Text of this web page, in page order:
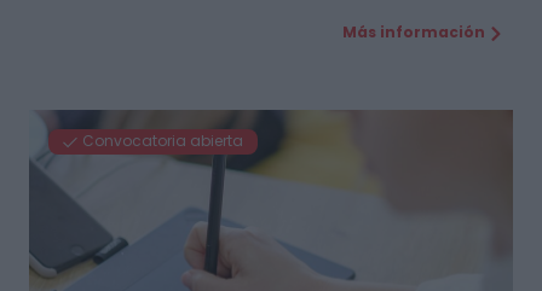
Más información
Convocatoria abierta